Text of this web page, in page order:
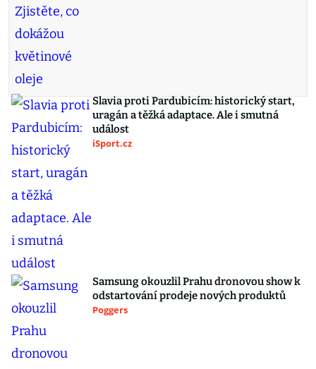
Slavia proti Pardubicím: historický start,
uragán a těžká adaptace. Ale i smutná
událost
iSport.cz
Samsung okouzlil Prahu dronovou show k
odstartování prodeje nových produktů
Poggers